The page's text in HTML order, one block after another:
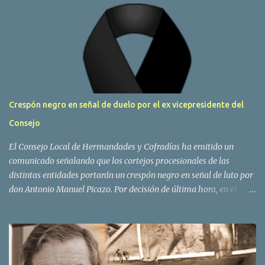
Crespón negro en señal de duelo por el ex vicepresidente del
Consejo
El Consejo Local de Hermandades y Cofradías ha emitido un
comunicado señalando que los cortejos procesionales de las
distintas entidades portarán un crespón negro en señal de luto por
don Antonio Manuel Picazo. Por decisión de última hora, en el
especialmente, la de la Borriquita. COMUNICADO DEL CONSEJO
LOCAL DE HH Y CC Desde estas líneas queremos mostrar nuestro
dolor y tristeza más profunda por la pérdida de nuestro hermano